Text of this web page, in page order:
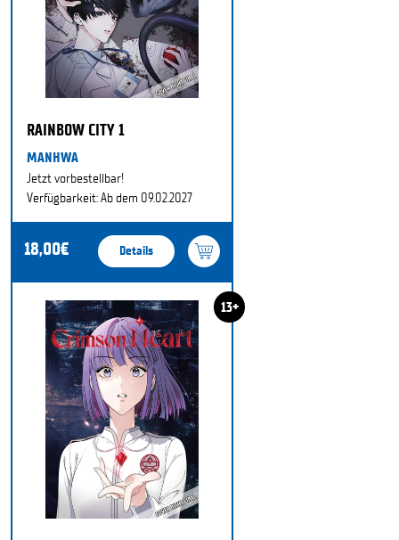
RAINBOW CITY 1
MANHWA
Jetzt vorbestellbar!
Verfügbarkeit: Ab dem 09.02.2027
18,00€ Details
13+